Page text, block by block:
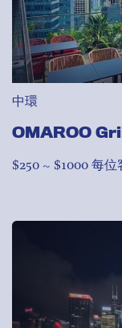
中環
OMAROO
$250 ~ $1000 每位